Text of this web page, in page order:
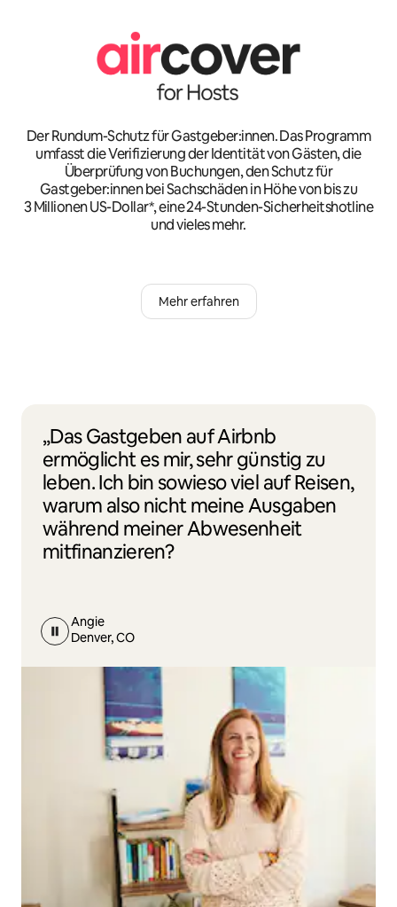
Der Rundum-Schutz für Gastgeber:innen. Das Programm
umfasst die Verifizierung der Identität von Gästen, die
Überprüfung von Buchungen, den Schutz für
Gastgeber:innen bei Sachschäden in Höhe von bis zu
3 Millionen US-Dollar*, eine 24-Stunden-Sicherheitshotline
und vieles mehr.
Mehr erfahren
„Das Gastgeben auf Airbnb
ermöglicht es mir, sehr günstig zu
leben. Ich bin sowieso viel auf Reisen,
warum also nicht meine Ausgaben
während meiner Abwesenheit
mitfinanzieren?
Angie
Denver, CO